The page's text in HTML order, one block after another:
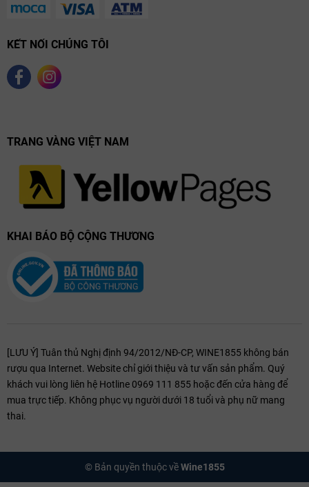
KẾT NỐI CHÚNG TÔI
TRANG VÀNG VIỆT NAM
KHAI BÁO BỘ CỘNG THƯƠNG
[LƯU Ý] Tuân thủ Nghị định 94/2012/NĐ-CP, WINE1855 không bán
rượu qua Internet. Website chỉ giới thiệu và tư vấn sản phẩm. Quý
khách vui lòng liên hệ Hotline 0969 111 855 hoặc đến cửa hàng để
mua trực tiếp. Không phục vụ người dưới 18 tuổi và phụ nữ mang
thai.
© Bản quyền thuộc vềWine1855